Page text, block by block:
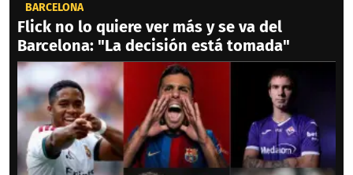
BARCELONA
Flick no lo quiere ver más y se va del
Barcelona: "La decisión está tomada"